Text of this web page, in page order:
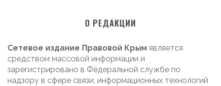
О РЕДАКЦИИ
Сетевое издание Правовой Крым является
средством массовой информации и
зарегистрировано в Федеральной службе по
надзору в сфере связи, информационных технологий